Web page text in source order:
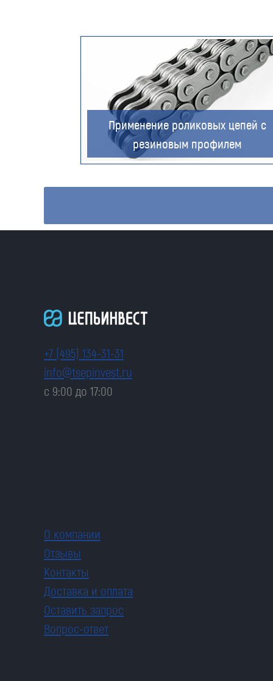
Применение роликовых цепей с
резиновым профилем
+7 (495) 134-31-31
info@tsepinvest.ru
с 9:00 до 17:00
О компании
Отзывы
Контакты
Доставка и оплата
Оставить запрос
Вопрос-ответ